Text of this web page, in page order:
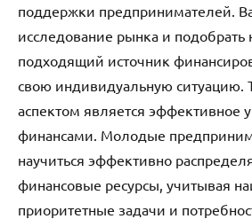
поддержки предпринимателей.
исследование рынка и подобрать
подходящий источник
свою индивидуальную ситуацию.
аспектом является эффективное
финансами. Молодые
научиться эффективно
финансовые ресурсы, учитывая
приоритетные задачи и